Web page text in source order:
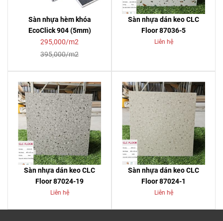
Sàn nhựa hèm khóa
EcoClick 904 (5mm)
295,000/m2
395,000/m2
Sàn nhựa dán keo CLC
Floor 87036-5
Liên hệ
Sàn nhựa dán keo CLC
Floor 87024-19
Liên hệ
Sàn nhựa dán keo CLC
Floor 87024-1
Liên hệ